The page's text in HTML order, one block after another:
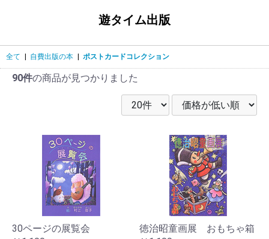
遊タイム出版
全て 自費出版の本 ポストカードコレクション
90件の商品が見つかりました
30ページの展覧会
徳治昭童画展 おもちゃ箱